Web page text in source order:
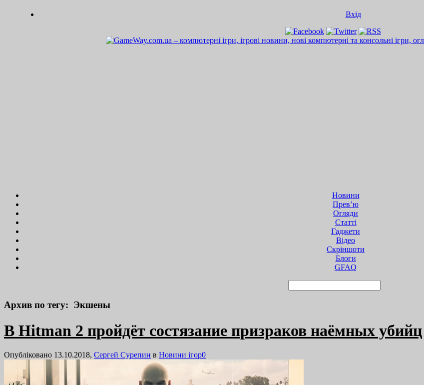
Вхід
Новини
Прев’ю
Огляди
Статті
Гаджети
Відео
Cкріншоти
Блоги
GFAQ
Архив по тегу: Экшены
В Hitman 2 пройдёт состязание призраков наёмных убийц
Опубліковано 13.10.2018, Сергей Сурепин в Новини ігор0